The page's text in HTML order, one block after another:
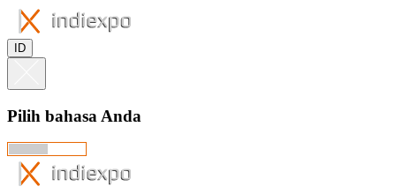
ID
Pilih bahasa Anda